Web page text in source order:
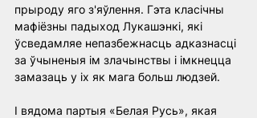
прыроду яго з'яўлення. Гэта класічны
мафіёзны падыход Лукашэнкі, які
ўсведамляе непазбежнасць адказнасці
за ўчыненыя ім злачынствы і імкнецца
замазаць у іх як мага больш людзей.
І вядома партыя «Белая Русь», якая